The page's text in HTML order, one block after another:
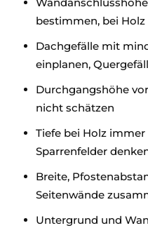
bestimmen, bei
Dachgefälle mit
einplanen,
Durchgangshöhe
nicht schätzen
Tiefe bei Holz
Sparrenfelder
Breite,
Seitenwände
Untergrund und